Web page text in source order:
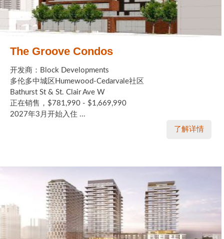
The Groove Condos
开发商：Block Developments
多伦多中城区Humewood-Cedarvale社区
Bathurst St & St. Clair Ave W
正在销售，$781,990 - $1,669,990
2027年3月开始入住 ...
了解详情